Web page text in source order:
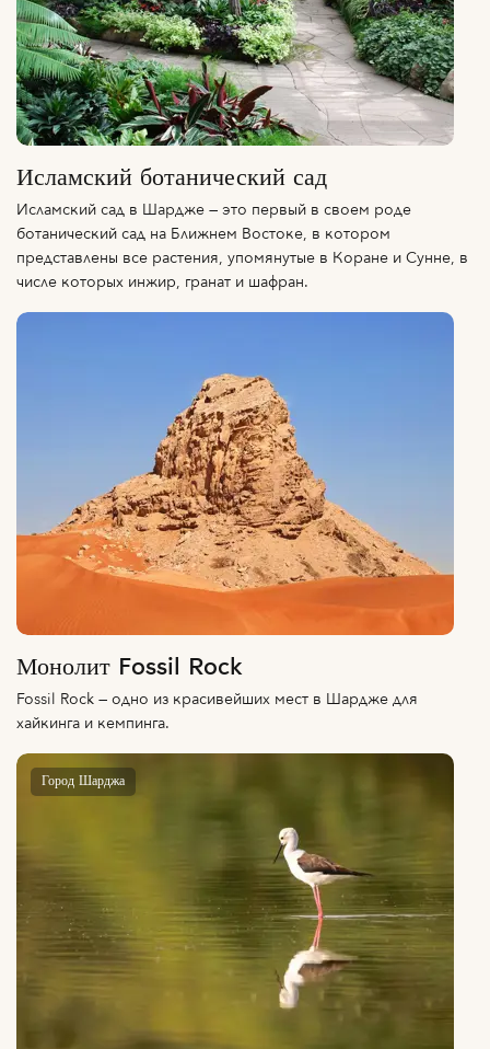
Исламский ботанический сад
Исламский сад в Шардже — это первый в своем роде
ботанический сад на Ближнем Востоке, в котором
представлены все растения, упомянутые в Коране и Сунне, в
числе которых инжир, гранат и шафран.
Монолит Fossil Rock
Fossil Rock — одно из красивейших мест в Шардже для
хайкинга и кемпинга.
Город Шарджа